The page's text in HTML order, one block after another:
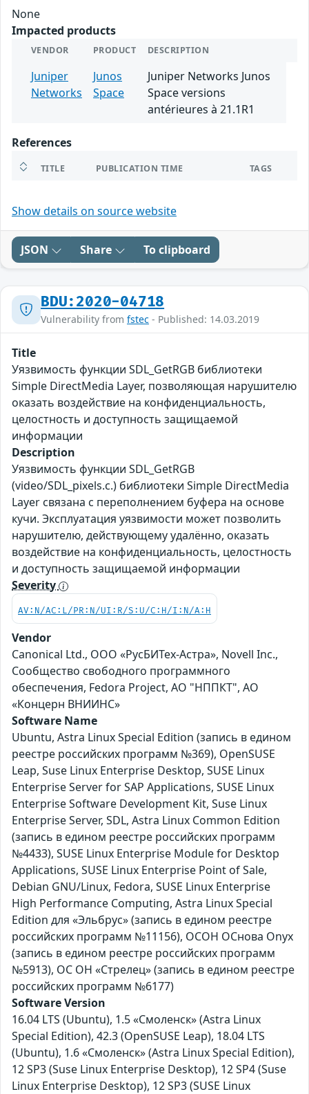
None
Impacted products
VENDOR PRODUCT DESCRIPTION
Juniper
Networks
Junos
Space
Juniper Networks Junos
Space versions
antérieures à 21.1R1
References
TITLE PUBLICATION TIME TAGS
Show details on source website
JSON Share To clipboard
BDU:2020-04718
Vulnerability from fstec - Published: 14.03.2019
Title
Уязвимость функции SDL_GetRGB библиотеки
Simple DirectMedia Layer, позволяющая нарушителю
оказать воздействие на конфиденциальность,
целостность и доступность защищаемой
информации
Description
Уязвимость функции SDL_GetRGB
(video/SDL_pixels.c.) библиотеки Simple DirectMedia
Layer связана с переполнением буфера на основе
кучи. Эксплуатация уязвимости может позволить
нарушителю, действующему удалённо, оказать
воздействие на конфиденциальность, целостность
и доступность защищаемой информации
Severity
AV:N/AC:L/PR:N/UI:R/S:U/C:H/I:N/A:H
Vendor
Canonical Ltd., ООО «РусБИТех-Астра», Novell Inc.,
Сообщество свободного программного
обеспечения, Fedora Project, АО "НППКТ", АО
«Концерн ВНИИНС»
Software Name
Ubuntu, Astra Linux Special Edition (запись в едином
реестре российских программ №369), OpenSUSE
Leap, Suse Linux Enterprise Desktop, SUSE Linux
Enterprise Server for SAP Applications, SUSE Linux
Enterprise Software Development Kit, Suse Linux
Enterprise Server, SDL, Astra Linux Common Edition
(запись в едином реестре российских программ
№4433), SUSE Linux Enterprise Module for Desktop
Applications, SUSE Linux Enterprise Point of Sale,
Debian GNU/Linux, Fedora, SUSE Linux Enterprise
High Performance Computing, Astra Linux Special
Edition для «Эльбрус» (запись в едином реестре
российских программ №11156), ОСОН ОСнова Оnyx
(запись в едином реестре российских программ
№5913), ОС ОН «Стрелец» (запись в едином реестре
российских программ №6177)
Software Version
16.04 LTS (Ubuntu), 1.5 «Смоленск» (Astra Linux
Special Edition), 42.3 (OpenSUSE Leap), 18.04 LTS
(Ubuntu), 1.6 «Смоленск» (Astra Linux Special Edition),
12 SP3 (Suse Linux Enterprise Desktop), 12 SP4 (Suse
Linux Enterprise Desktop), 12 SP3 (SUSE Linux